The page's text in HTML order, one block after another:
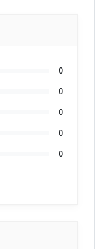
0
0
0
0
0